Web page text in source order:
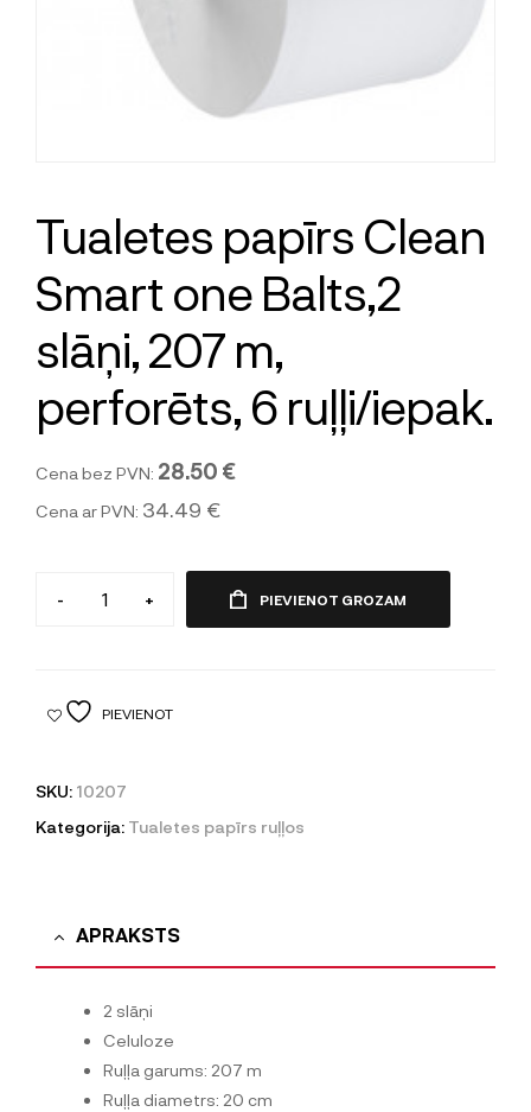
Tualetes papīrs Clean
Smart one Balts,2
slāņi, 207 m,
perforēts, 6 ruļļi/iepak.
Cena bez PVN: 28.50 €
Cena ar PVN: 34.49 €
- + PIEVIENOT GROZAM
PIEVIENOT
SKU: 10207
Kategorija: Tualetes papīrs ruļļos
APRAKSTS
2 slāņi
Celuloze
Ruļļa garums: 207 m
Ruļļa diametrs: 20 cm